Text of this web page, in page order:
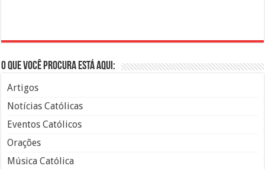
O que você procura está aqui:
Artigos
Notícias Católicas
Eventos Católicos
Orações
Música Católica